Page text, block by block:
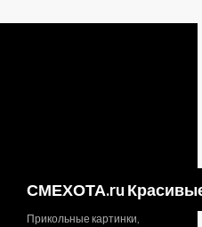
СМЕХОТА.ru
Прикольные картинки,